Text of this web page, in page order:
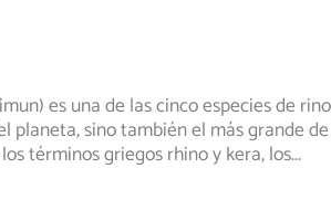
es una de las cinco especies de
planeta, sino también el más grande
términos griegos rhino y kera, los...